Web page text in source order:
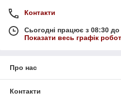
Контакти
Сьогодні працює з 08:30 до
Показати весь графік
Про нас
Контакти